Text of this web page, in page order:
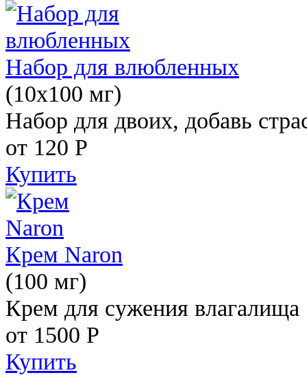
Набор для влюбленных
(10х100 мг)
Набор для двоих, добавь
от 120 Р
Купить
Крем Naron
(100 мг)
Крем для сужения влагалища
от 1500 Р
Купить